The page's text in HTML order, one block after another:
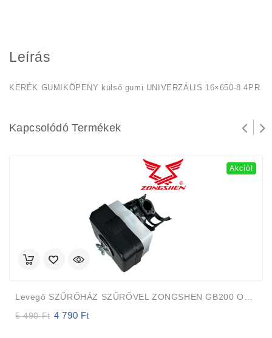
Leírás
KERÉK GUMIKÖPENY külső gumi UNIVERZÁLIS 16×650-8 4PR
Kapcsolódó Termékek
Akció!
5 490Ft Original
4 790 Ft